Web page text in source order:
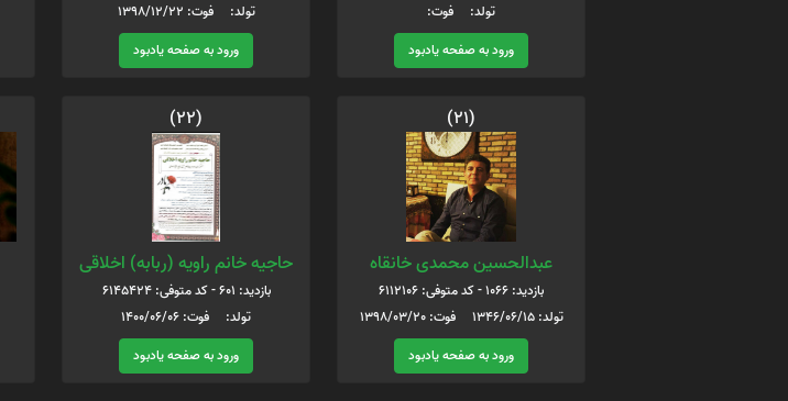
تولد: فوت:
ورود به صفحه یادبود
تولد: فوت: 1398/12/22
ورود به صفحه یادبود
(21)
عبدالحسین محمدی خانقاه
بازدید: 1066 - کد متوفی: 6112106
تولد: 1346/06/15 فوت: 1398/03/20
ورود به صفحه یادبود
(22)
حاجیه خانم راویه (ربابه) اخلاقی
بازدید: 601 - کد متوفی: 6145424
تولد: فوت: 1400/06/06
ورود به صفحه یادبود